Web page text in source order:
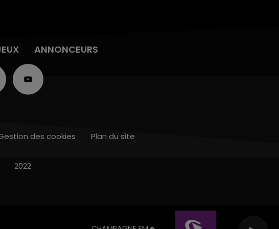
ANNONCEURS
des cookies Plan du site
2022